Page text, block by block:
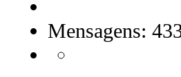
Mensagens: